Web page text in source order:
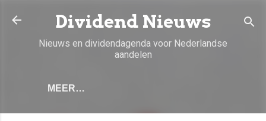
Doorgaan naar hoofdcontent
Dividend Nieuws
Nieuws en dividendagenda voor Nederlandse
aandelen
MEER…